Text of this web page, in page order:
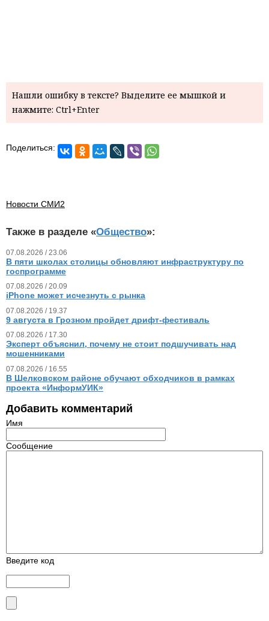
Нашли ошибку в тексте? Выделите ее мышкой и
нажмите: Ctrl+Enter
Поделиться:
Новости СМИ2
Также в разделе «Общество»:
07.08.2026 / 23.06
В пяти школах столицы обновляют инфраструктуру по
госпрограмме
07.08.2026 / 20.09
iPhone может исчезнуть с рынка
07.08.2026 / 19.37
9 августа в Грозном пройдет дрифт-фестиваль
07.08.2026 / 17.30
Эксперт объяснил, почему не стоит подшучивать над
мошенниками
07.08.2026 / 16.55
В Шелковском районе обучают обходчиков в рамках
проекта «ИнформУИК»
Добавить комментарий
Имя
Сообщение
Введите код